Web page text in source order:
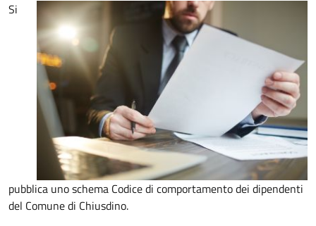
Si
pubblica uno schema Codice di comportamento dei dipendenti
del Comune di Chiusdino.